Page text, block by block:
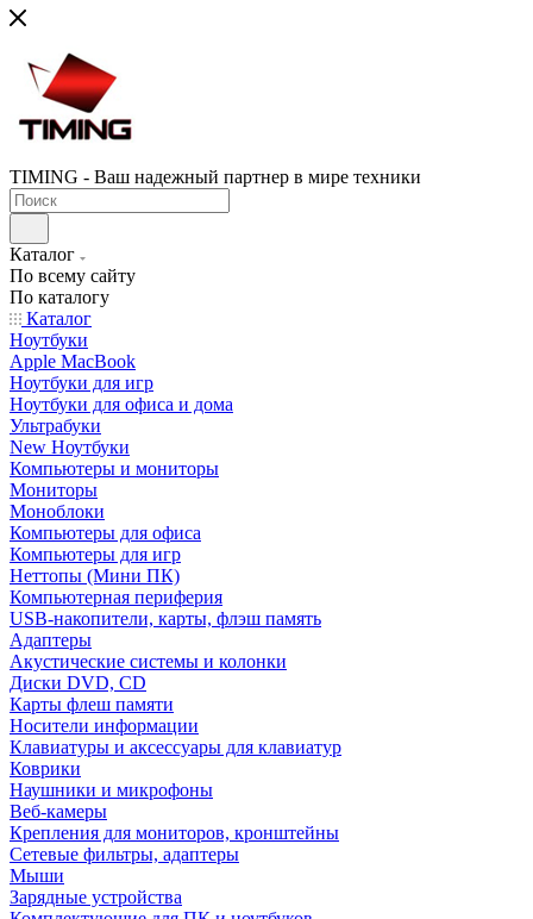
TIMING - Ваш надежный партнер в мире техники
Каталог
По всему сайту
По каталогу
Каталог
Ноутбуки
Apple MacBook
Ноутбуки для игр
Ноутбуки для офиса и дома
Ультрабуки
New Ноутбуки
Компьютеры и мониторы
Мониторы
Моноблоки
Компьютеры для офиса
Компьютеры для игр
Неттопы (Мини ПК)
Компьютерная периферия
USB-накопители, карты, флэш память
Адаптеры
Акустические системы и колонки
Диски DVD, CD
Карты флеш памяти
Носители информации
Клавиатуры и аксессуары для клавиатур
Коврики
Наушники и микрофоны
Веб-камеры
Крепления для мониторов, кронштейны
Сетевые фильтры, адаптеры
Мыши
Зарядные устройства